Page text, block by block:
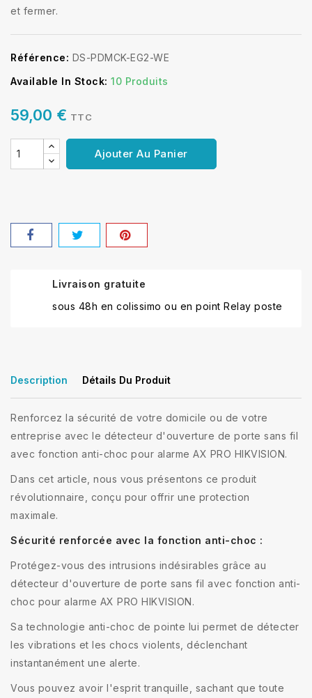
et fermer.
Référence: DS-PDMCK-EG2-WE
Available In Stock: 10 Produits
59,00 € TTC
Ajouter Au Panier
Livraison gratuite
sous 48h en colissimo ou en point Relay poste
Description Détails Du Produit
Renforcez la sécurité de votre domicile ou de votre
entreprise avec le détecteur d'ouverture de porte sans fil
avec fonction anti-choc pour alarme AX PRO HIKVISION.
Dans cet article, nous vous présentons ce produit
révolutionnaire, conçu pour offrir une protection
maximale.
Sécurité renforcée avec la fonction anti-choc :
Protégez-vous des intrusions indésirables grâce au
détecteur d'ouverture de porte sans fil avec fonction anti-
choc pour alarme AX PRO HIKVISION.
Sa technologie anti-choc de pointe lui permet de détecter
les vibrations et les chocs violents, déclenchant
instantanément une alerte.
Vous pouvez avoir l'esprit tranquille, sachant que toute